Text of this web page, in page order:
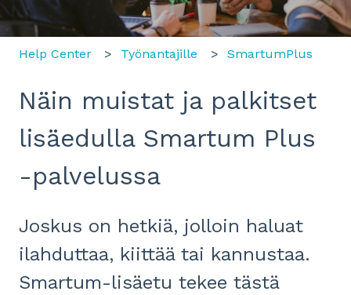
Help Center Työnantajille SmartumPlus
Näin muistat ja palkitset
lisäedulla Smartum Plus
-palvelussa
Joskus on hetkiä, jolloin haluat
ilahduttaa, kiittää tai kannustaa.
Smartum-lisäetu tekee tästä